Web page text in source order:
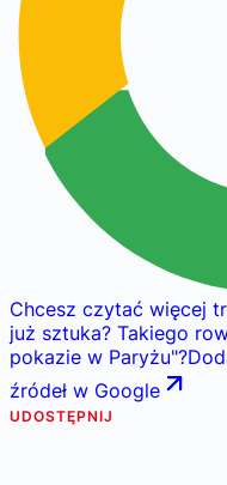
Chcesz czytać więcej
już sztuka? Takiego
pokazie w Paryżu"?
źródeł w Google
UDOSTĘPNIJ